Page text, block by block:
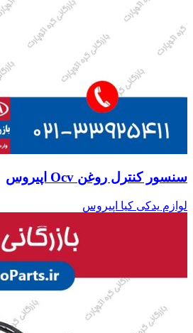
سنسور کنترل روغن Ocv اپیروس
لوازم یدکی کیا اپیروس